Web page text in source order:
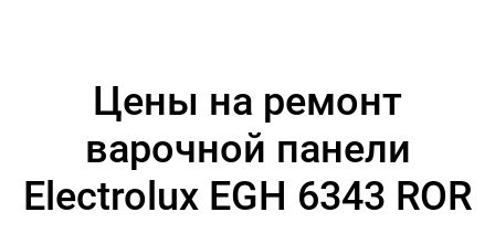
Цены на ремонт
варочной панели
Electrolux EGH 6343 ROR